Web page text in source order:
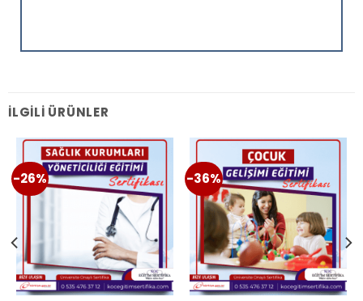
İLGILI ÜRÜNLER
-26% -36%